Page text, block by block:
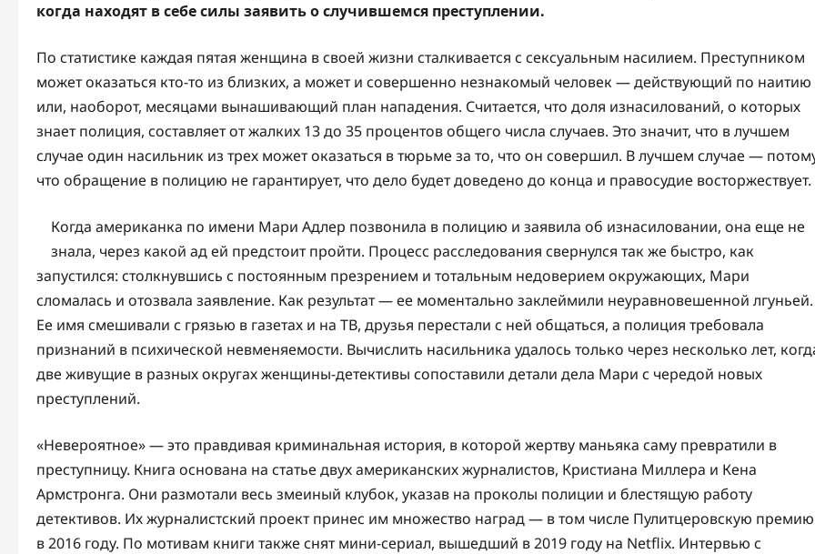
когда находят в себе силы заявить о случившемся преступлении.
По статистике каждая пятая женщина в своей жизни сталкивается с сексуальным насилием. Преступником
может оказаться кто-то из близких, а может и совершенно незнакомый человек — действующий по наитию
или, наоборот, месяцами вынашивающий план нападения. Считается, что доля изнасилований, о которых
знает полиция, составляет от жалких 13 до 35 процентов общего числа случаев. Это значит, что в лучшем
случае один насильник из трех может оказаться в тюрьме за то, что он совершил. В лучшем случае —
что обращение в полицию не гарантирует, что дело будет доведено до конца и правосудие восторжествует.
Когда американка по имени Мари Адлер позвонила в полицию и заявила об изнасиловании, она еще не
знала, через какой ад ей предстоит пройти. Процесс расследования свернулся так же быстро, как
запустился: столкнувшись с постоянным презрением и тотальным недоверием окружающих, Мари
сломалась и отозвала заявление. Как результат — ее моментально заклеймили неуравновешенной лгуньей.
Ее имя смешивали с грязью в газетах и на ТВ, друзья перестали с ней общаться, а полиция требовала
признаний в психической невменяемости. Вычислить насильника удалось только через несколько лет,
две живущие в разных округах женщины-детективы сопоставили детали дела Мари с чередой новых
преступлений.
«Невероятное» — это правдивая криминальная история, в которой жертву маньяка саму превратили в
преступницу. Книга основана на статье двух американских журналистов, Кристиана Миллера и Кена
Армстронга. Они размотали весь змеиный клубок, указав на проколы полиции и блестящую работу
детективов. Их журналистский проект принес им множество наград — в том числе Пулитцеровскую премию
в 2016 году. По мотивам книги также снят мини-сериал, вышедший в 2019 году на Netflix. Интервью с